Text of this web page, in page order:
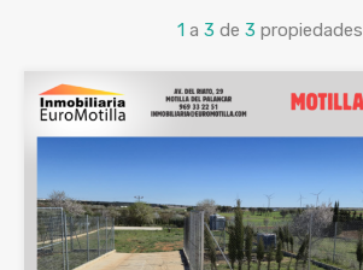
1 a 3 de 3 propiedades